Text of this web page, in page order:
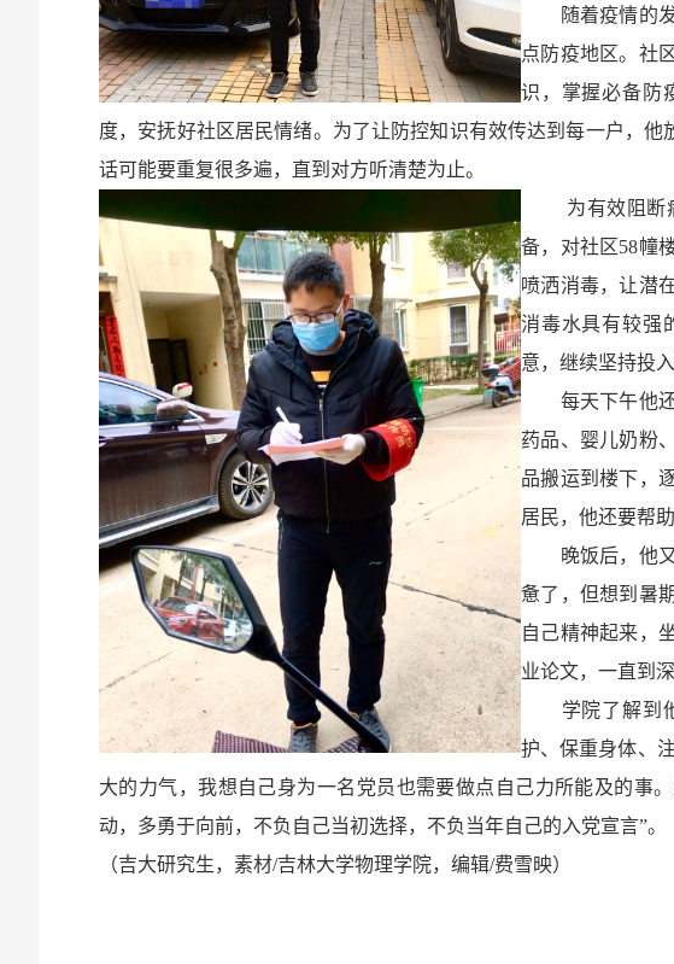
随着疫情的发
点防疫地区。社
识，掌握必备防
度，安抚好社区居民情绪。为了让防控知识有效传达到每一户，
话可能要重复很多遍，直到对方听清楚为止。
为有效阻断病
备，对社区58幢
喷洒消毒，让潜
消毒水具有较强
意，继续坚持投
每天下午他还
药品、婴儿奶粉
品搬运到楼下，
居民，他还要帮
晚饭后，他又
惫了，但想到暑
自己精神起来，
业论文，一直到深
学院了解到他
护、保重身体、
大的力气，我想自己身为一名党员也需要做点自己力所能及的事
动，多勇于向前，不负自己当初选择，不负当年自己的入党宣言”。
（吉大研究生，素材/吉林大学物理学院，编辑/费雪映）